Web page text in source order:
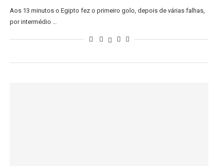
Aos 13 minutos o Egipto fez o primeiro golo, depois de várias falhas,
por intermédio …